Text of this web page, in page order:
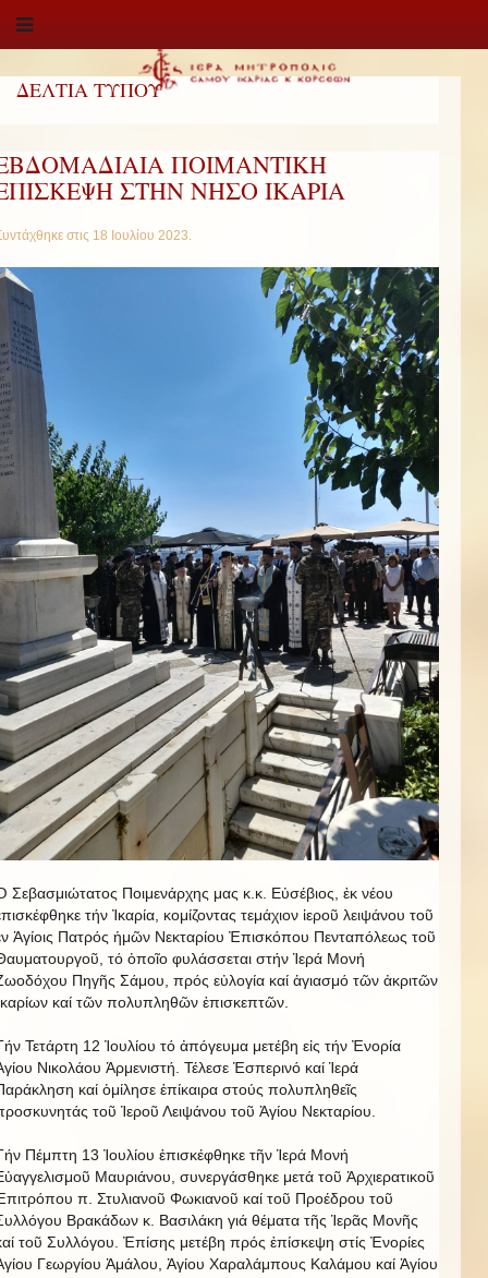
ΔΕΛΤΙΑ ΤΥΠΟΥ
ΠΟΙΜΑΝΤΙΚΗ
ΣΤΗΝ ΝΗΣΟ ΙΚΑΡΙΑ
στις 18 Ιουλίου 2023.
Σεβασμιώτατος Ποιμενάρχης μας κ.κ. Εὐσέβιος, ἐκ νέου
τήν Ἰκαρία, κομίζοντας τεμάχιον ἱεροῦ λειψάνου τοῦ
Ἁγίοις Πατρός ἡμῶν Νεκταρίου Ἐπισκόπου Πενταπόλεως τοῦ
τό ὁποῖο φυλάσσεται στήν Ἱερά Μονή
Πηγῆς Σάμου, πρός εὐλογία καί ἁγιασμό τῶν ἀκριτῶν
καί τῶν πολυπληθῶν ἐπισκεπτῶν.
Τετάρτη 12 Ἰουλίου τό ἀπόγευμα μετέβη εἰς τήν Ἐνορία
Νικολάου Ἀρμενιστή. Τέλεσε Ἑσπερινό καί Ἱερά
καί ὁμίλησε ἐπίκαιρα στούς πολυπληθεῖς
τοῦ Ἱεροῦ Λειψάνου τοῦ Ἁγίου Νεκταρίου.
Πέμπτη 13 Ἰουλίου ἐπισκέφθηκε τῆν Ἱερά Μονή
Μαυριάνου, συνεργάσθηκε μετά τοῦ Ἀρχιερατικοῦ
π. Στυλιανοῦ Φωκιανοῦ καί τοῦ Προέδρου τοῦ
Βρακάδων κ. Βασιλάκη γιά θέματα τῆς Ἱερᾶς Μονῆς
τοῦ Συλλόγου. Ἐπίσης μετέβη πρός ἐπίσκεψη στίς Ἐνορίες
Γεωργίου Ἀμάλου, Ἁγίου Χαραλάμπους Καλάμου καί Ἁγίου